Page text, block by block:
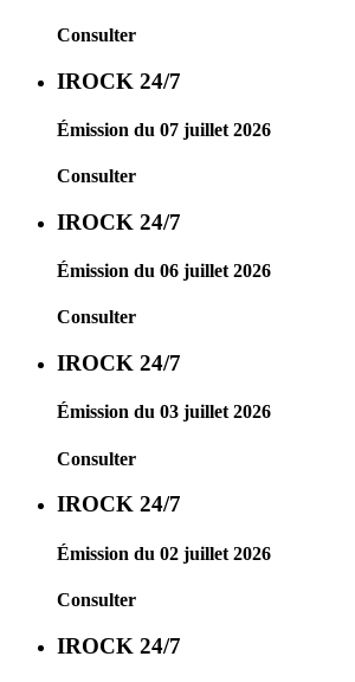
Consulter
IROCK 24/7
Émission du 07 juillet 2026
Consulter
IROCK 24/7
Émission du 06 juillet 2026
Consulter
IROCK 24/7
Émission du 03 juillet 2026
Consulter
IROCK 24/7
Émission du 02 juillet 2026
Consulter
IROCK 24/7